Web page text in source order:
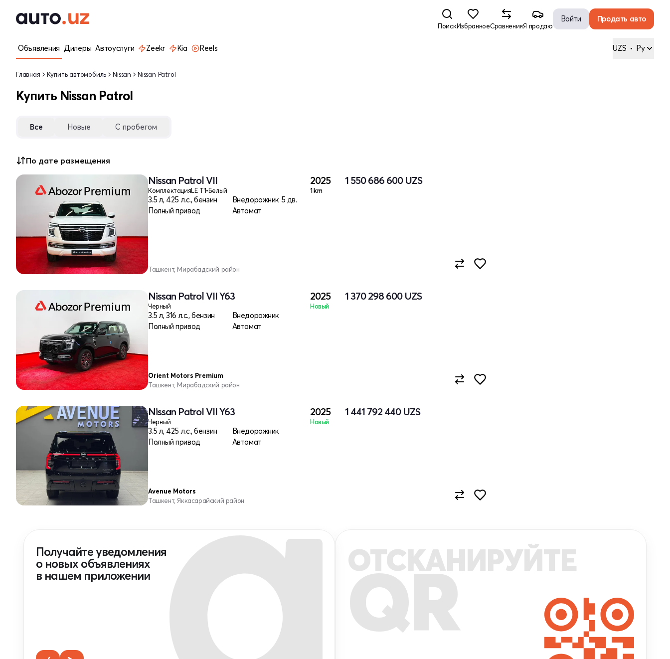
ПоискИзбранноеСравненияЯ продаю
Войти Продать авто
Объявления Дилеры Автоуслуги Zeekr Kia Reels UZS • Ру
Главная Купить автомобиль Nissan Nissan Patrol
Купить Nissan Patrol
Все Новые С пробегом
По дате размещения
Nissan Patrol VII
КомплектацияLE T1•Белый
3.5 л, 425 л.с., бензин
Внедорожник 5 дв.
Полный привод
Автомат
2025
1 km
1 550 686 600 UZS
Ташкент, Мирабадский район
Nissan Patrol VII Y63
Черный
3.5 л, 316 л.с., бензин
Внедорожник
Полный привод
Автомат
2025
Новый
1 370 298 600 UZS
Orient Motors Premium
Ташкент, Мирабадский район
Nissan Patrol VII Y63
Черный
3.5 л, 425 л.с., бензин
Внедорожник
Полный привод
Автомат
2025
Новый
1 441 792 440 UZS
Avenue Motors
Ташкент, Яккасарайский район
Получайте уведомления
о новых объявлениях
в нашем приложении
ОТСКАНИРУЙТЕ
QR